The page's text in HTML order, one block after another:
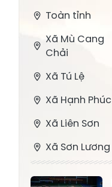
Toàn tỉnh
Xã Mù Cang
Chải
Xã Tú Lệ
Xã Hạnh Phúc
Xã Liên Sơn
Xã Sơn Lương